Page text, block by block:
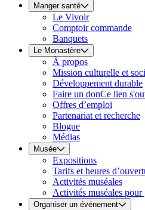
Manger santé
Le Vivoir
Comptoir commande
Banquets
Le Monastère
À propos
Mission culturelle et
Développement durable
Faire un donCe lien
Offres d’emploi
Partenariat et recherche
Blogue
Médias
Musée
Expositions
Tarifs et heures
Activités muséales
Activités muséales pour
Organiser un événement